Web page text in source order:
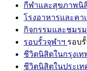
กีฬาและสุขภาพนิ
โรงอาหารและคา
กิจกรรมและชมรม
รอบรั้วจุฬาฯ รอบ
ชีวิตนิสิตในกรุงเท
ชีวิตนิสิตในประเท